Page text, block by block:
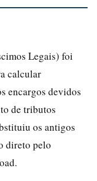
Legais) foi
calcular
encargos devidos
de tributos
os antigos
direto pelo